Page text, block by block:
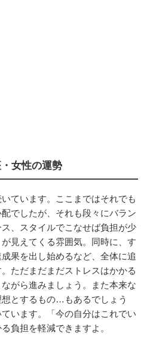
女性の運勢
ています。ここまではそれでも
でしたが、それも段々にバラン
、スタイルでこなせば負担が少
見えてくる雰囲気。同時に、す
果を出し始めるなど、全体に追
ただまだまだストレスはかかる
がら進みましょう。また本来な
とするもの…もあるでしょう
います。「今の自分はこれでい
負担を軽減できますよ。